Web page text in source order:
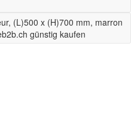
(L)500 x (H)700 mm, marron
günstig kaufen